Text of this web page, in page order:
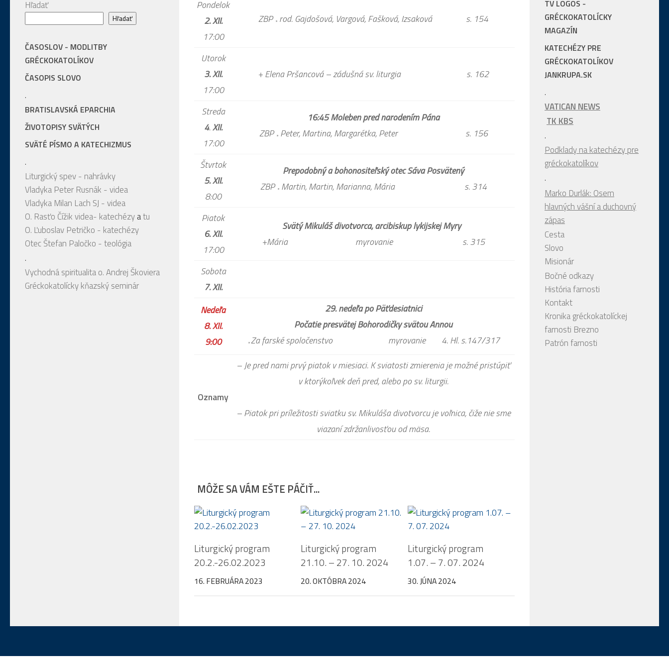
Pondelok
2. XII.
17:00
ZBP *rod. Gajdošová, Vargová, Fašková, Izsaková s. 154
Utorok
3. XII.
17:00
+ Elena Pršancová – zádušná sv. liturgia s. 162
Streda
4.XII.
17:00
16:45 Moleben pred narodením Pána
ZBP *Peter, Martina, Margarétka, Peter s. 156
Štvrtok
5. XII.
8:00
Prepodobný a bohonositeľský otec Sáva Posvätený
ZBP *Martin, Martin, Marianna, Mária s. 314
Piatok
6. XII.
17:00
Svätý Mikuláš divotvorca, arcibiskup lykijskej Myry
+Mária myrovanie s. 315
Sobota
7. XII.
Nedeľa
8. XII.
9:00
29. nedeľa po Päťdesiatnici
Počatie presvätej Bohorodičky svätou Annou
*Za farské spoločenstvo myrovanie 4. Hl. s.147/317
Oznamy
– Je pred nami prvý piatok v miesiaci. K sviatosti zmierenia je možné pristúpiť
v ktorýkoľvek deň pred, alebo po sv. liturgii.
– Piatok pri príležitosti sviatku sv. Mikuláša divotvorcu je voľnica, čiže nie sme
viazaní zdržanlivosťou od mäsa.
MÔŽE SA VÁM EŠTE PÁČIŤ...
Liturgický program
20.2.-26.02.2023
16. FEBRUÁRA 2023
Liturgický program
21.10. – 27. 10. 2024
20. OKTÓBRA 2024
Liturgický program
1.07. – 7. 07. 2024
30. JÚNA 2024
Hľadať
Hľadať
ČASOSLOV - MODLITBY
GRÉCKOKATOLÍKOV
ČASOPIS SLOVO
.
BRATISLAVSKÁ EPARCHIA
ŽIVOTOPISY SVÄTÝCH
SVÄTÉ PÍSMO A KATECHIZMUS
.
Liturgický spev - nahrávky
Vladyka Peter Rusnák - videa
Vladyka Milan Lach SJ - videa
O. Rasťo Čížik videa- katechézyatu
O. Ľuboslav Petričko - katechézy
Otec Štefan Paločko - teológia
.
Vychodná spiritualita o. Andrej Škoviera
Gréckokatolícky kňazský seminár
TV LOGOS -
GRÉCKOKATOLÍCKY
MAGAZÍN
KATECHÉZY PRE
GRÉCKOKATOLÍKOV
JANKRUPA.SK
.
VATICAN NEWS
TK KBS
.
Podklady na katechézy pre
gréckokatolíkov
.
Marko Durlák: Osem
hlavných vášní a duchovný
zápas
Cesta
Slovo
Misionár
Bočné odkazy
História farnosti
Kontakt
Kronika gréckokatolíckej
farnosti Brezno
Patrón farnosti